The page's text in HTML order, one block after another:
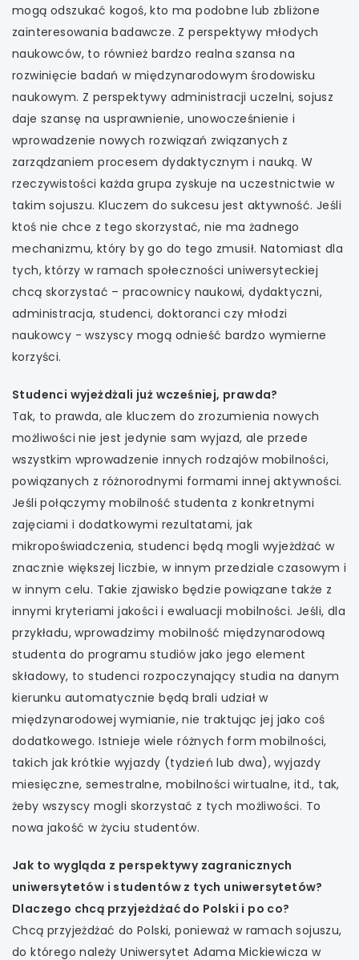
uwaga, link otwiera się w nowej karcie
mogą odszukać kogoś, kto ma podobne lub zbliżone
zainteresowania badawcze. Z perspektywy młodych
naukowców, to również bardzo realna szansa na
rozwinięcie badań w międzynarodowym środowisku
naukowym. Z perspektywy administracji uczelni, sojusz
daje szansę na usprawnienie, unowocześnienie i
wprowadzenie nowych rozwiązań związanych z
zarządzaniem procesem dydaktycznym i nauką. W
rzeczywistości każda grupa zyskuje na uczestnictwie w
takim sojuszu. Kluczem do sukcesu jest aktywność. Jeśli
ktoś nie chce z tego skorzystać, nie ma żadnego
mechanizmu, który by go do tego zmusił. Natomiast dla
tych, którzy w ramach społeczności uniwersyteckiej
chcą skorzystać – pracownicy naukowi, dydaktyczni,
administracja, studenci, doktoranci czy młodzi
naukowcy - wszyscy mogą odnieść bardzo wymierne
korzyści.
Studenci wyjeżdżali już wcześniej, prawda?
Tak, to prawda, ale kluczem do zrozumienia nowych
możliwości nie jest jedynie sam wyjazd, ale przede
wszystkim wprowadzenie innych rodzajów mobilności,
powiązanych z różnorodnymi formami innej aktywności.
Jeśli połączymy mobilność studenta z konkretnymi
zajęciami i dodatkowymi rezultatami, jak
mikropoświadczenia, studenci będą mogli wyjeżdżać w
znacznie większej liczbie, w innym przedziale czasowym i
w innym celu. Takie zjawisko będzie powiązane także z
innymi kryteriami jakości i ewaluacji mobilności. Jeśli, dla
przykładu, wprowadzimy mobilność międzynarodową
studenta do programu studiów jako jego element
składowy, to studenci rozpoczynający studia na danym
kierunku automatycznie będą brali udział w
międzynarodowej wymianie, nie traktując jej jako coś
dodatkowego. Istnieje wiele różnych form mobilności,
takich jak krótkie wyjazdy (tydzień lub dwa), wyjazdy
miesięczne, semestralne, mobilności wirtualne, itd., tak,
żeby wszyscy mogli skorzystać z tych możliwości. To
nowa jakość w życiu studentów.
Jak to wygląda z perspektywy zagranicznych
uniwersytetów i studentów z tych uniwersytetów?
Dlaczego chcą przyjeżdżać do Polski i po co?
Chcą przyjeżdżać do Polski, ponieważ w ramach sojuszu,
do którego należy Uniwersytet Adama Mickiewicza w